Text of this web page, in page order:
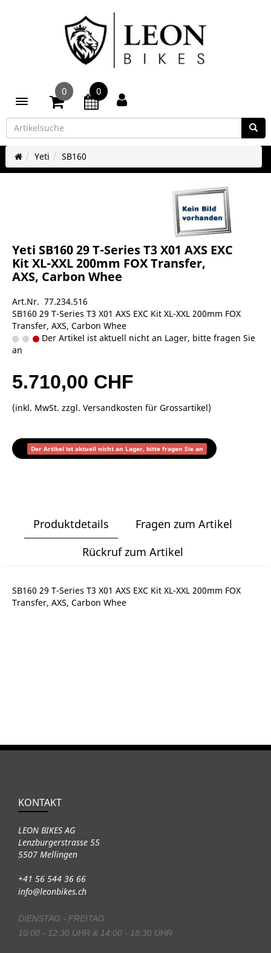
Toggle navigation
0 0
Yeti SB160
Yeti SB160 29 T-Series T3 X01 AXS EXC
Kit XL-XXL 200mm FOX Transfer,
AXS, Carbon Whee
Art.Nr. 77.234.516
SB160 29 T-Series T3 X01 AXS EXC Kit XL-XXL 200mm FOX
Transfer, AXS, Carbon Whee
Der Artikel ist aktuell nicht an Lager, bitte fragen Sie
an
5.710,00 CHF
(inkl. MwSt. zzgl. Versandkosten für Grossartikel)
Der Artikel ist aktuell nicht an Lager, bitte fragen Sie an
Produktdetails
Fragen zum Artikel
Rückruf zum Artikel
SB160 29 T-Series T3 X01 AXS EXC Kit XL-XXL 200mm FOX
Transfer, AXS, Carbon Whee
KONTAKT
LEON BIKES AG
Lenzburgerstrasse 55
5507 Mellingen
+41 56 544 36 66
info@leonbikes.ch
DIENSTAG - FREITAG
10:00 - 12:30 UHR & 14:00 - 18:30 UHR